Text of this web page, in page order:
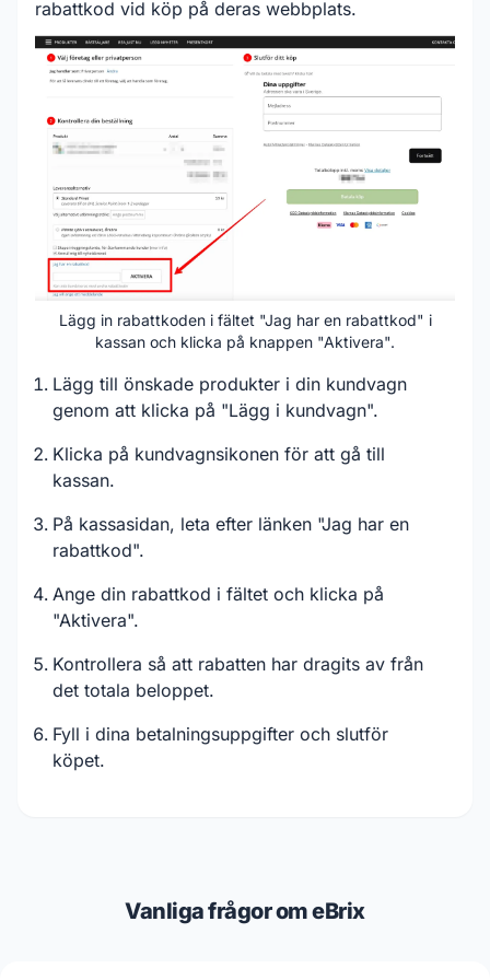
rabattkod vid köp på deras webbplats.
Lägg in rabattkoden i fältet "Jag har en rabattkod" i
kassan och klicka på knappen "Aktivera".
Lägg till önskade produkter i din kundvagn
genom att klicka på "Lägg i kundvagn".
Klicka på kundvagnsikonen för att gå till
kassan.
På kassasidan, leta efter länken "Jag har en
rabattkod".
Ange din rabattkod i fältet och klicka på
"Aktivera".
Kontrollera så att rabatten har dragits av från
det totala beloppet.
Fyll i dina betalningsuppgifter och slutför
köpet.
Vanliga frågor om eBrix